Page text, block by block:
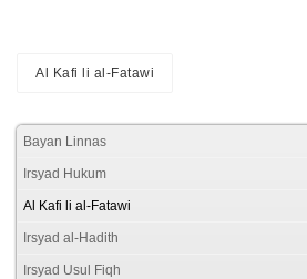
Al Kafi li al-Fatawi
Bayan Linnas
Irsyad Hukum
Al Kafi li al-Fatawi
Irsyad al-Hadith
Irsyad Usul Fiqh